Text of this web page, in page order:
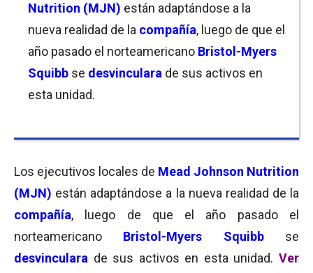
Nutrition (MJN) están adaptándose a la
nueva realidad de la compañía, luego de que el
año pasado el norteamericano Bristol-Myers
Squibb se desvinculara de sus activos en
esta unidad.
Los ejecutivos locales de Mead Johnson Nutrition
(MJN) están adaptándose a la nueva realidad de la
compañía, luego de que el año pasado el
norteamericano Bristol-Myers Squibbse
desvinculara de sus activos en esta unidad. Ver